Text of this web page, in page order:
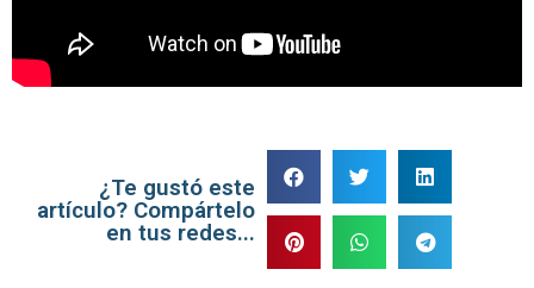
¿Te gustó este
artículo? Compártelo
en tus redes...